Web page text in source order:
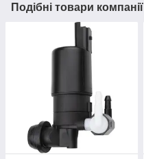
Подібні товари компанії